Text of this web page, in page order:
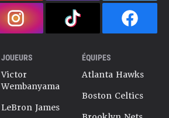
JOUEURS
Victor
Wembanyama
LeBron James
ÉQUIPES
Atlanta Hawks
Boston Celtics